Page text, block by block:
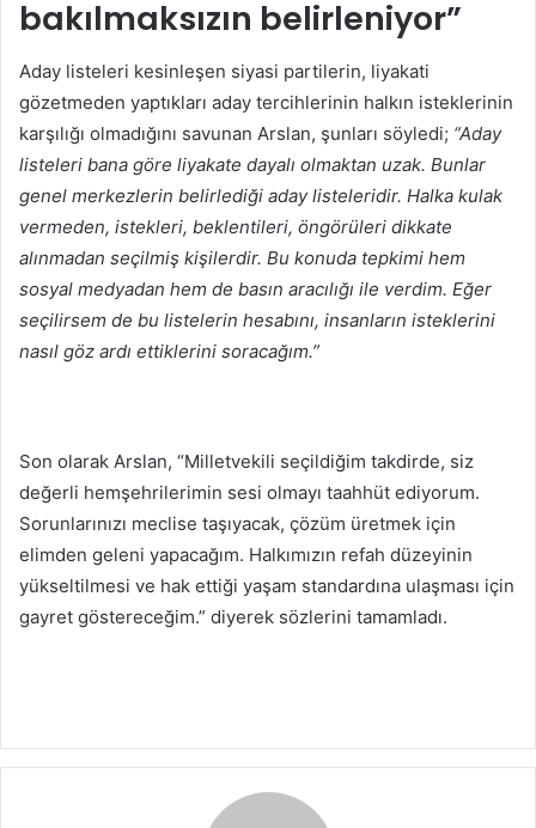
bakılmaksızın belirleniyor”
Aday listeleri kesinleşen siyasi partilerin, liyakati
gözetmeden yaptıkları aday tercihlerinin halkın isteklerinin
karşılığı olmadığını savunan Arslan, şunları söyledi; “Aday
listeleri bana göre liyakate dayalı olmaktan uzak. Bunlar
genel merkezlerin belirlediği aday listeleridir. Halka kulak
vermeden, istekleri, beklentileri, öngörüleri dikkate
alınmadan seçilmiş kişilerdir. Bu konuda tepkimi hem
sosyal medyadan hem de basın aracılığı ile verdim. Eğer
seçilirsem de bu listelerin hesabını, insanların isteklerini
nasıl göz ardı ettiklerini soracağım.”
Son olarak Arslan, “Milletvekili seçildiğim takdirde, siz
değerli hemşehrilerimin sesi olmayı taahhüt ediyorum.
Sorunlarınızı meclise taşıyacak, çözüm üretmek için
elimden geleni yapacağım. Halkımızın refah düzeyinin
yükseltilmesi ve hak ettiği yaşam standardına ulaşması için
gayret göstereceğim.” diyerek sözlerini tamamladı.